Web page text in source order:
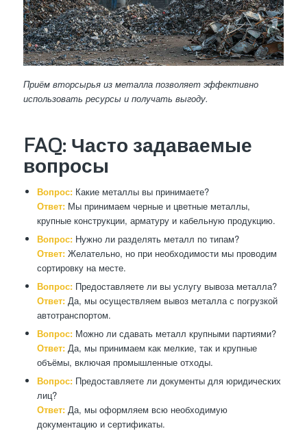
Приём вторсырья из металла позволяет эффективно
использовать ресурсы и получать выгоду.
FAQ: Часто задаваемые
вопросы
Вопрос:Какие металлы вы принимаете?
Ответ:Мы принимаем черные и цветные металлы,
крупные конструкции, арматуру и кабельную продукцию.
Вопрос:Нужно ли разделять металл по типам?
Ответ:Желательно, но при необходимости мы проводим
сортировку на месте.
Вопрос:Предоставляете ли вы услугу вывоза металла?
Ответ:Да, мы осуществляем вывоз металла с погрузкой
автотранспортом.
Вопрос:Можно ли сдавать металл крупными партиями?
Ответ:Да, мы принимаем как мелкие, так и крупные
объёмы, включая промышленные отходы.
Вопрос:Предоставляете ли документы для юридических
лиц?
Ответ:Да, мы оформляем всю необходимую
документацию и сертификаты.